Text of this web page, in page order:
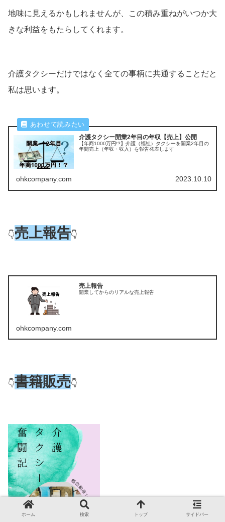
地味に見えるかもしれませんが、この積み重ねがいつか大
きな利益をもたらしてくれます。
介護タクシーだけではなく全ての事柄に共通することだと
私は思います。
介護タクシー開業2年目の年収【売上】公開
【年商1000万円!?】介護（福祉）タクシーを開業2年目の
年間売上（年収・収入）を報告発表します
ohkcompany.com 2023.10.10
👇売上報告👇
売上報告
開業してからのリアルな売上報告
ohkcompany.com
👇書籍販売👇
ホーム 検索 トップ サイドバー